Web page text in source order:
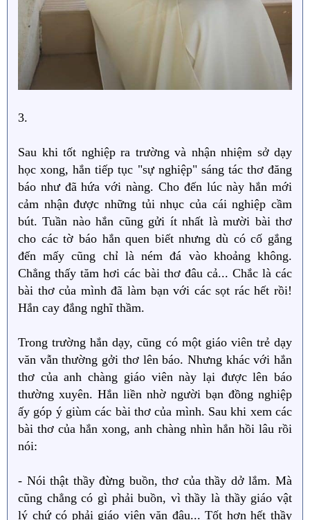
3.
Sau khi tốt nghiệp ra trường và nhận nhiệm sở dạy
học xong, hắn tiếp tục "sự nghiệp" sáng tác thơ đăng
báo như đã hứa với nàng. Cho đến lúc này hắn mới
cảm nhận được những tủi nhục của cái nghiệp cầm
bút. Tuần nào hắn cũng gửi ít nhất là mười bài thơ
cho các tờ báo hắn quen biết nhưng dù có cố gắng
đến mấy cũng chỉ là ném đá vào khoảng không.
Chẳng thấy tăm hơi các bài thơ đâu cả... Chắc là các
bài thơ của mình đã làm bạn với các sọt rác hết rồi!
Hắn cay đắng nghĩ thầm.
Trong trường hắn dạy, cũng có một giáo viên trẻ dạy
văn vẫn thường gởi thơ lên báo. Nhưng khác với hắn
thơ của anh chàng giáo viên này lại được lên báo
thường xuyên. Hắn liền nhờ người bạn đồng nghiệp
ấy góp ý giùm các bài thơ của mình. Sau khi xem các
bài thơ của hắn xong, anh chàng nhìn hắn hồi lâu rồi
nói:
- Nói thật thầy đừng buồn, thơ của thầy dở lắm. Mà
cũng chẳng có gì phải buồn, vì thầy là thầy giáo vật
lý chứ có phải giáo viên văn đâu... Tốt hơn hết thầy